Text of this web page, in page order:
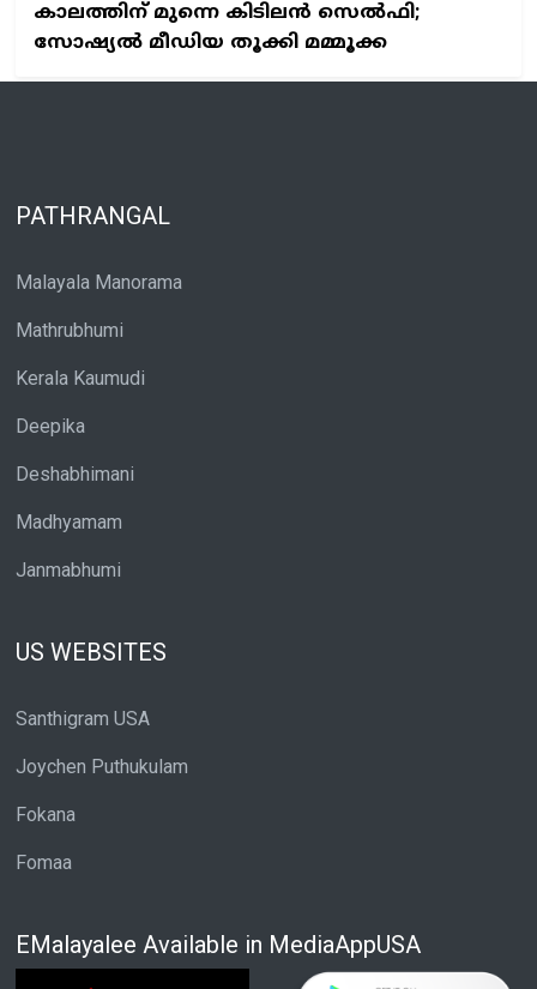
കാലത്തിന് മുന്നെ കിടിലന്‍ സെല്‍ഫി;
സോഷ്യല്‍ മീഡിയ തൂക്കി മമ്മൂക്ക
PATHRANGAL
Malayala Manorama
Mathrubhumi
Kerala Kaumudi
Deepika
Deshabhimani
Madhyamam
Janmabhumi
US WEBSITES
Santhigram USA
Joychen Puthukulam
Fokana
Fomaa
EMalayalee Available in MediaAppUSA